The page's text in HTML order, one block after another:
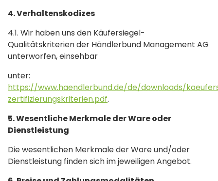
4. Verhaltenskodizes
4.1. Wir haben uns den Käufersiegel-
Qualitätskriterien der Händlerbund Management AG
unterworfen, einsehbar
unter:
https://www.haendlerbund.de/de/downloads/
zertifizierungskriterien.pdf.
5. Wesentliche Merkmale der Ware oder
Dienstleistung
Die wesentlichen Merkmale der Ware und/oder
Dienstleistung finden sich im jeweiligen Angebot.